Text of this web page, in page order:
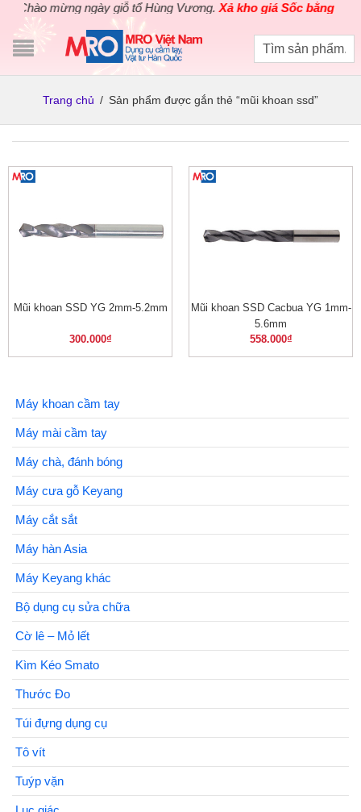
Chào mừng ngày giỗ tổ Hùng Vương.Xả kho giá Sốc bằng giá
Trang chủ / Sản phẩm được gắn thẻ “mũi khoan ssd”
Mũi khoan SSD YG 2mm-5.2mm
300.000₫
Mũi khoan SSD Cacbua YG 1mm-
5.6mm
558.000₫
Máy khoan cầm tay
Máy mài cầm tay
Máy chà, đánh bóng
Máy cưa gỗ Keyang
Máy cắt sắt
Máy hàn Asia
Máy Keyang khác
Bộ dụng cụ sửa chữa
Cờ lê – Mỏ lết
Kìm Kéo Smato
Thước Đo
Túi đựng dụng cụ
Tô vít
Tuýp vặn